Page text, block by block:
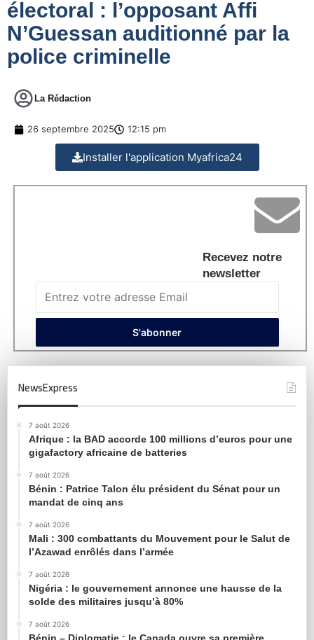
électoral : l’opposant Affi
N’Guessan auditionné par la
police criminelle
La Rédaction
26 septembre 2025 12:15 pm
Installer l'application Myafrica24
Recevez notre
newsletter
NewsExpress
7 août 2026
Afrique : la BAD accorde 100 millions d’euros pour une
gigafactory africaine de batteries
7 août 2026
Bénin : Patrice Talon élu président du Sénat pour un
mandat de cinq ans
7 août 2026
Mali : 300 combattants du Mouvement pour le Salut de
l’Azawad enrôlés dans l’armée
7 août 2026
Nigéria : le gouvernement annonce une hausse de la
solde des militaires jusqu’à 80%
7 août 2026